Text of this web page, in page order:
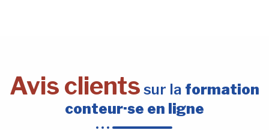
Avis clients sur la formation
conteur·se en ligne